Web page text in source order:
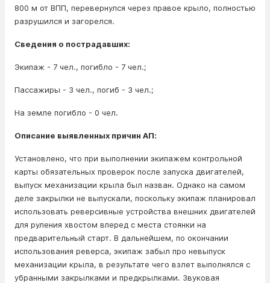
800 м от ВПП, перевернулся через правое крыло, полностью
разрушился и загорелся.
Сведения о пострадавших:
Экипаж - 7 чел., погибло - 7 чел.;
Пассажиры - 3 чел., погиб - 3 чел.;
На земле погибло - 0 чел.
Описание выявленных причин АП:
Установлено, что при выполнении экипажем контрольной
карты обязательных проверок после запуска двигателей,
выпуск механизации крыла был назван. Однако на самом
деле закрылки не выпускали, поскольку экипаж планировал
использовать реверсивные устройства внешних двигателей
для руления хвостом вперед с места стоянки на
предварительный старт. В дальнейшем, по окончании
использования реверса, экипаж забыл про невыпуск
механизации крыла, в результате чего взлет выполнялся с
убранными закрылками и предкрылками. Звуковая